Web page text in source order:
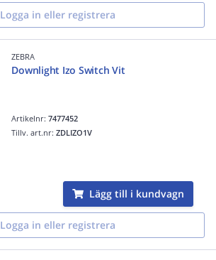
Logga in eller registrera
ZEBRA
Downlight Izo Switch Vit
Artikelnr:7477452
Tillv. art.nr:ZDLIZO1V
Lägg till i kundvagn
Logga in eller registrera